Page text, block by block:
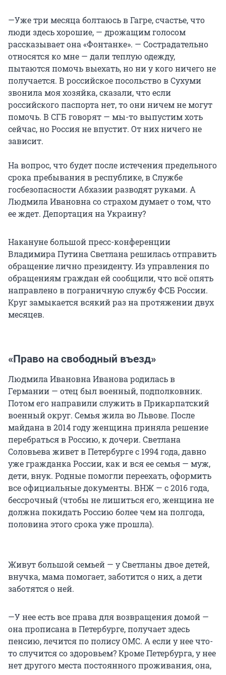
—Уже три месяца болтаюсь в Гагре, счастье, что
люди здесь хорошие, — дрожащим голосом
рассказывает она «Фонтанке». — Сострадательно
относятся ко мне — дали теплую одежду,
пытаются помочь выехать, но ни у кого ничего не
получается. В российское посольство в Сухуми
звонила моя хозяйка, сказали, что если
российского паспорта нет, то они ничем не могут
помочь. В СГБ говорят — мы-то выпустим хоть
сейчас, но Россия не впустит. От них ничего не
зависит.
На вопрос, что будет после истечения предельного
срока пребывания в республике, в Службе
госбезопасности Абхазии разводят руками. А
Людмила Ивановна со страхом думает о том, что
ее ждет. Депортация на Украину?
Накануне большой пресс-конференции
Владимира Путина Светлана решилась отправить
обращение лично президенту. Из управления по
обращениям граждан ей сообщили, что всё опять
направлено в пограничную службу ФСБ России.
Круг замыкается всякий раз на протяжении двух
месяцев.
«Право на свободный въезд»
Людмила Ивановна Иванова родилась в
Германии — отец был военный, подполковник.
Потом его направили служить в Прикарпатский
военный округ. Семья жила во Львове. После
майдана в 2014 году женщина приняла решение
перебраться в Россию, к дочери. Светлана
Соловьева живет в Петербурге с 1994 года, давно
уже гражданка России, как и вся ее семья — муж,
дети, внук. Родные помогли переехать, оформить
все официальные документы. ВНЖ — с 2016 года,
бессрочный (чтобы не лишиться его, женщина не
должна покидать Россию более чем на полгода,
половина этого срока уже прошла).
Живут большой семьей — у Светланы двое детей,
внучка, мама помогает, заботится о них, а дети
заботятся о ней.
—У нее есть все права для возвращения домой —
она прописана в Петербурге, получает здесь
пенсию, лечится по полису ОМС. А если у нее что-
то случится со здоровьем? Кроме Петербурга, у нее
нет другого места постоянного проживания, она,